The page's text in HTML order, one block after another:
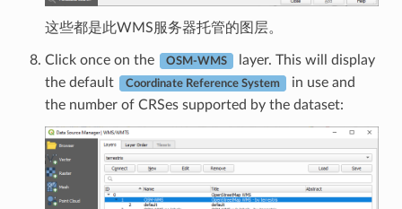
这些都是此WMS服务器托管的图层。
Click once on the OSM-WMS
layer. This will display
the default
Coordinate Reference System
in use and
the number of CRSes supported by the dataset: